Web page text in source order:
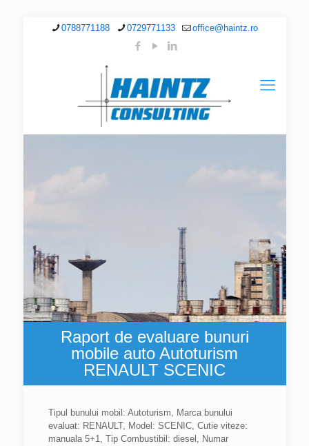
0788771188 0729771133 office@haintz.ro
Raport de evaluare bunuri
mobile auto Autoturism
RENAULT SCENIC
Tipul bunului mobil: Autoturism, Marca bunului
evaluat: RENAULT, Model: SCENIC, Cutie viteze:
manuala 5+1, Tip Combustibil: diesel, Numar